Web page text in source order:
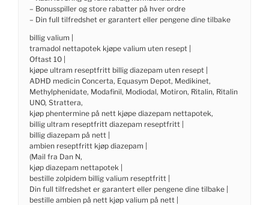
– Bonusspiller og store rabatter på hver ordre
– Din full tilfredshet er garantert eller pengene dine tilbake
billig valium |
tramadol nettapotek kjøpe valium uten resept |
Oftast 10 |
kjøpe ultram reseptfritt billig diazepam uten resept |
ADHD medicin Concerta, Equasym Depot, Medikinet,
Methylphenidate, Modafinil, Modiodal, Motiron, Ritalin, Ritalin
UNO, Strattera,
kjøp phentermine på nett kjøpe diazepam nettapotek,
billig ultram reseptfritt diazepam reseptfritt |
billig diazepam på nett |
ambien reseptfritt kjøp diazepam |
(Mail fra Dan N,
kjøp diazepam nettapotek |
bestille zolpidem billig valium reseptfritt |
Din full tilfredshet er garantert eller pengene dine tilbake |
bestille ambien på nett kjøp valium på nett |